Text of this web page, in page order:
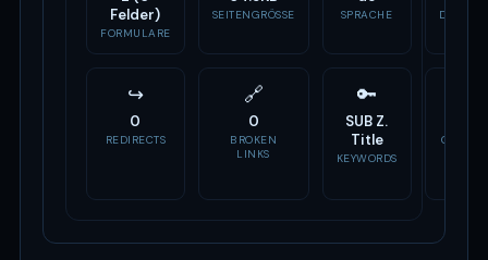
Felder)
FORMULARE
SEITENGRÖSSE SPRACHE
↪
0
REDIRECTS
🔗
0
BROKEN
LINKS
🔑
SUB Z.
Title
KEYWORDS
OG